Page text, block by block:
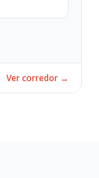
Ver corredor →